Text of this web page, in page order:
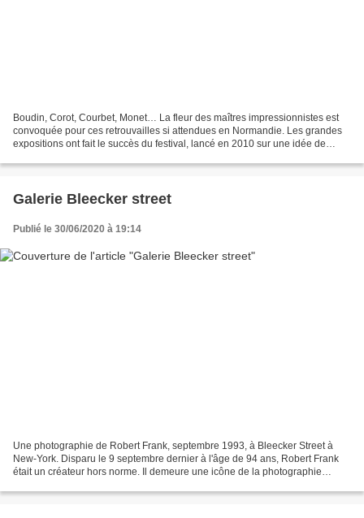
Boudin, Corot, Courbet, Monet… La fleur des maîtres impressionnistes est
convoquée pour ces retrouvailles si attendues en Normandie. Les grandes
expositions ont fait le succès du festival, lancé en 2010 sur une idée de
Galerie Bleecker street
Publié le 30/06/2020 à 19:14
Une photographie de Robert Frank, septembre 1993, à Bleecker Street à
New-York. Disparu le 9 septembre dernier à l'âge de 94 ans, Robert Frank
était un créateur hors norme. Il demeure une icône de la photographie